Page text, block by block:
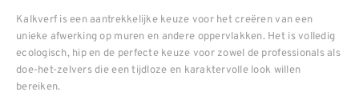
Kalkverf is een aantrekkelijke keuze voor het creëren van een
unieke afwerking op muren en andere oppervlakken. Het is volledig
ecologisch, hip en de perfecte keuze voor zowel de professionals als
doe-het-zelvers die een tijdloze en karaktervolle look willen
bereiken.